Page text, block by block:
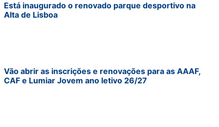
Está inaugurado o renovado parque desportivo na
Alta de Lisboa
Vão abrir as inscrições e renovações para as AAAF,
CAF e Lumiar Jovem ano letivo 26/27